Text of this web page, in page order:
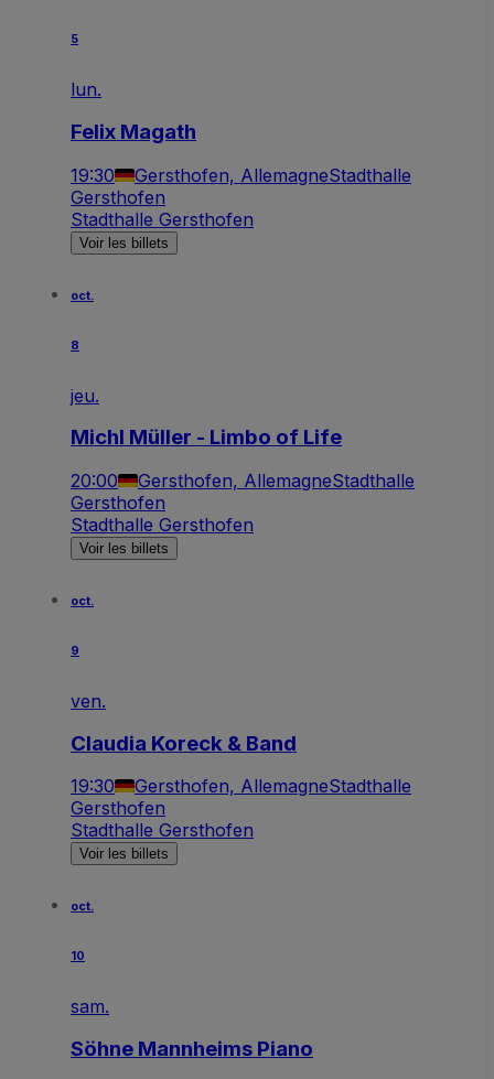
5
lun.
Felix Magath
19:30 Gersthofen, AllemagneStadthalle
Gersthofen
Stadthalle Gersthofen
Voir les billets
oct.
8
jeu.
Michl Müller - Limbo of Life
20:00 Gersthofen, AllemagneStadthalle
Gersthofen
Stadthalle Gersthofen
Voir les billets
oct.
9
ven.
Claudia Koreck & Band
19:30 Gersthofen, AllemagneStadthalle
Gersthofen
Stadthalle Gersthofen
Voir les billets
oct.
10
sam.
Söhne Mannheims Piano